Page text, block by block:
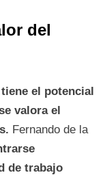
del
el potencial
valora el
Fernando de la
de trabajo